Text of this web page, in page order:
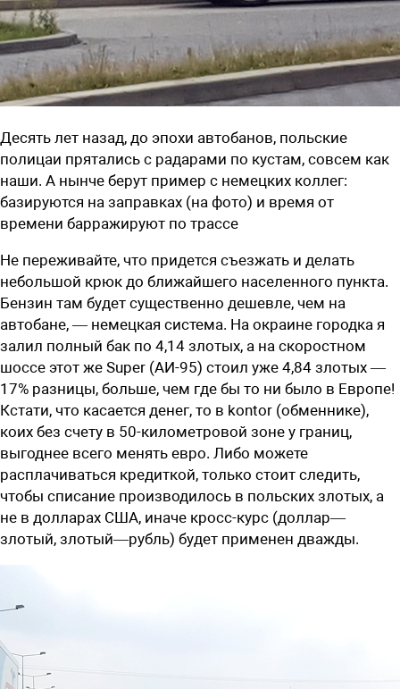
Десять лет назад, до эпохи автобанов, польские
полицаи прятались с радарами по кустам, совсем как
наши. А нынче берут пример с немецких коллег:
базируются на заправках (на фото) и время от
времени барражируют по трассе
Не переживайте, что придется съезжать и делать
небольшой крюк до ближайшего населенного пункта.
Бензин там будет существенно дешевле, чем на
автобане, — немецкая система. На окраине городка я
залил полный бак по 4,14 злотых, а на скоростном
шоссе этот же Super (АИ-95) стоил уже 4,84 злотых —
17% разницы, больше, чем где бы то ни было в Европе!
Кстати, что касается денег, то в kontor (обменнике),
коих без счету в 50-километровой зоне у границ,
выгоднее всего менять евро. Либо можете
расплачиваться кредиткой, только стоит следить,
чтобы списание производилось в польских злотых, а
не в долларах США, иначе кросс-курс (доллар—
злотый, злотый—рубль) будет применен дважды.